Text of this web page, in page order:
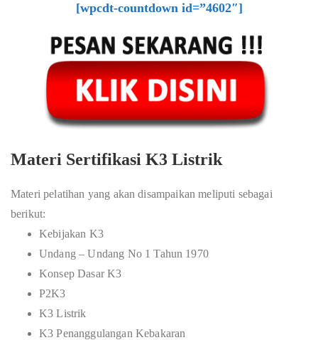
[wpcdt-countdown id=”4602″]
Materi Sertifikasi K3 Listrik
Materi pelatihan yang akan disampaikan meliputi sebagai
berikut:
Kebijakan K3
Undang – Undang No 1 Tahun 1970
Konsep Dasar K3
P2K3
K3 Listrik
K3 Penanggulangan Kebakaran